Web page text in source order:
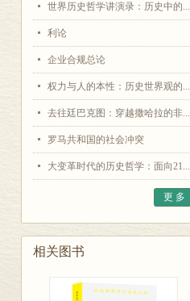
世界历史哲学讲演录：历史中的...
利论
企业合规总论
权力与人的本性：历史世界观的...
去往廷巴克图：穿越撒哈拉的非...
罗马共和国的社会冲突
大变革时代的历史哲学：面向21...
更 多
相关图书